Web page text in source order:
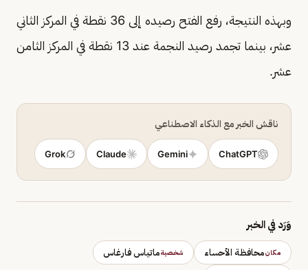
وبهذه النتيجة، رفع الفتح رصيده إلى 36 نقطة في المركز الثاني
عشر، بينما تجمد رصيد النجمة عند 13 نقطة في المركز الثامن
عشر.
ناقش الخبر مع الذكاء الاصطناعي
ChatGPT
Gemini
Claude
Grok
وَرَد في الخبر
مكانمحافظة الأحساء شخصيةماتياس فارغاس